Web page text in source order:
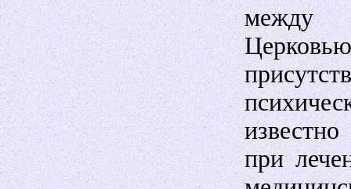
между
при